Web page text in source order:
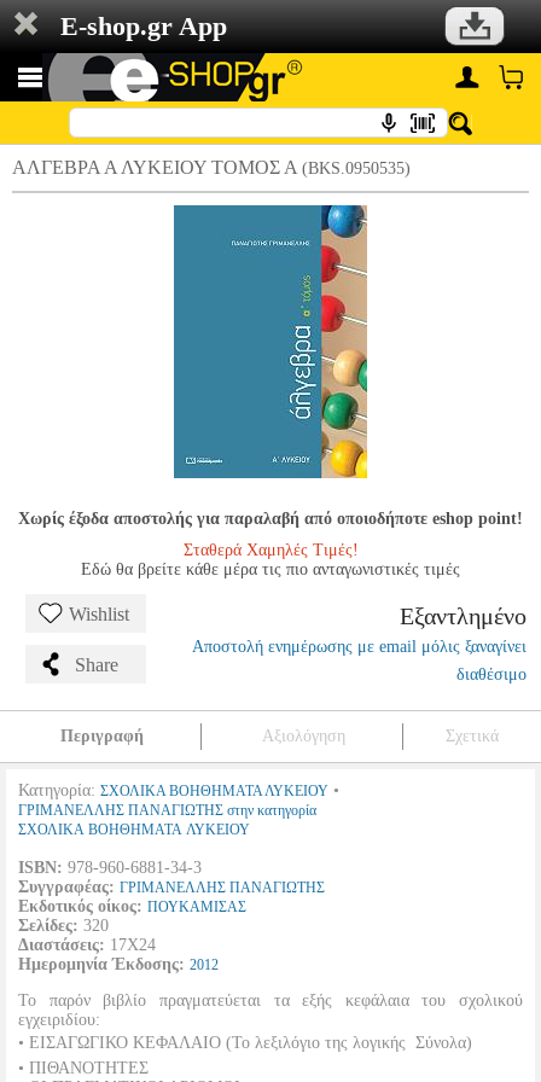
E-shop.gr App
ΑΛΓΕΒΡΑ Α ΛΥΚΕΙΟΥ ΤΟΜΟΣ Α (BKS.0950535)
Χωρίς έξοδα αποστολής για παραλαβή από οποιοδήποτε eshop point!
Σταθερά Χαμηλές Τιμές!
Εδώ θα βρείτε κάθε μέρα τις πιο ανταγωνιστικές τιμές
Wishlist
Share
Εξαντλημένο
Αποστολή ενημέρωσης με email μόλις ξαναγίνει
διαθέσιμο
Περιγραφή Αξιολόγηση Σχετικά
Κατηγορία: ΣΧΟΛΙΚΑ ΒΟΗΘΗΜΑΤΑ ΛΥΚΕΙΟΥ •
ΓΡΙΜΑΝΕΛΛΗΣ ΠΑΝΑΓΙΩΤΗΣ στην κατηγορία
ΣΧΟΛΙΚΑ ΒΟΗΘΗΜΑΤΑ ΛΥΚΕΙΟΥ
ISBN: 978-960-6881-34-3
Συγγραφέας: ΓΡΙΜΑΝΕΛΛΗΣ ΠΑΝΑΓΙΩΤΗΣ
Εκδοτικός οίκος: ΠΟΥΚΑΜΙΣΑΣ
Σελίδες: 320
Διαστάσεις: 17Χ24
Ημερομηνία Έκδοσης: 2012
Το παρόν βιβλίο πραγματεύεται τα εξής κεφάλαια του σχολικού
εγχειριδίου:
• ΕΙΣΑΓΩΓΙΚΟ ΚΕΦΑΛΑΙΟ (Το λεξιλόγιο της λογικής  Σύνολα)
• ΠΙΘΑΝΟΤΗΤΕΣ